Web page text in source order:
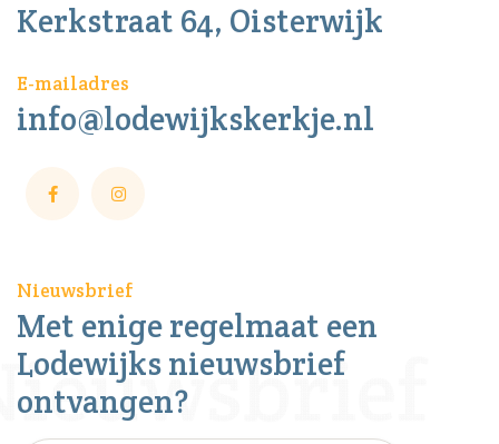
Kerkstraat 64, Oisterwijk
E-mailadres
info@lodewijkskerkje.nl
Nieuwsbrief
Met enige regelmaat een
Lodewijks nieuwsbrief
ontvangen?